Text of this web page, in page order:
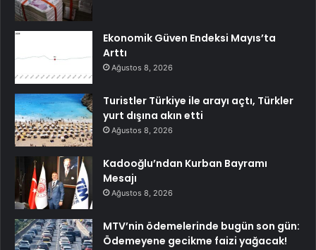
Ekonomik Güven Endeksi Mayıs’ta
Arttı
Ağustos 8, 2026
Turistler Türkiye ile arayı açtı, Türkler
yurt dışına akın etti
Ağustos 8, 2026
Kadooğlu’ndan Kurban Bayramı
Mesajı
Ağustos 8, 2026
MTV’nin ödemelerinde bugün son gün:
Ödemeyene gecikme faizi yağacak!